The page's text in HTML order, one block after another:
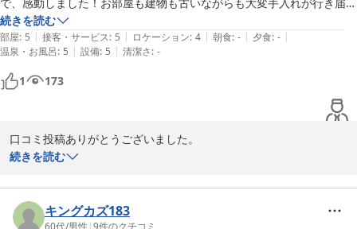
ており、心地よく過ごすことができます。次は家族みんなで伺いたいと
思います。
続きを読む
部屋: 5 | 接客・サービス: 5 | ロケーション: 4 | 朝食: - | 夕食: - |
温泉・お風呂: 5 | 設備: 5 | 清潔さ: -
1 173
口コミ投稿ありがとうございました。
温泉等に大変心温まるお言葉頂き本当にありがとうございました。
是非ご家族の皆様のお越しをお待ちしています。
YAMADAYA
続きを読む
キングカズ183
60代/男性 |9件のクチコミ